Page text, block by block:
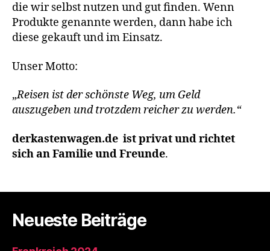
die wir selbst nutzen und gut finden. Wenn
Produkte genannte werden, dann habe ich
diese gekauft und im Einsatz.
Unser Motto:
„Reisen ist der schönste Weg, um Geld
auszugeben und trotzdem reicher zu werden.“
derkastenwagen.de ist privat und richtet
sich an Familie und Freunde.
Neueste Beiträge